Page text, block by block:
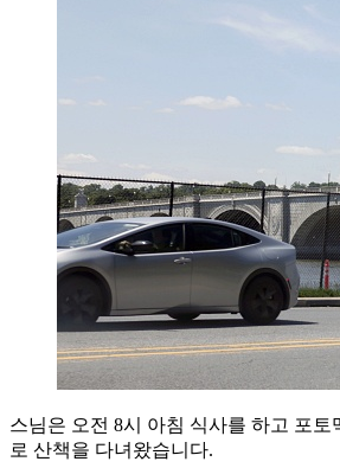
스님은 오전 8시 아침 식사를 하고 포토
로 산책을 다녀왔습니다.